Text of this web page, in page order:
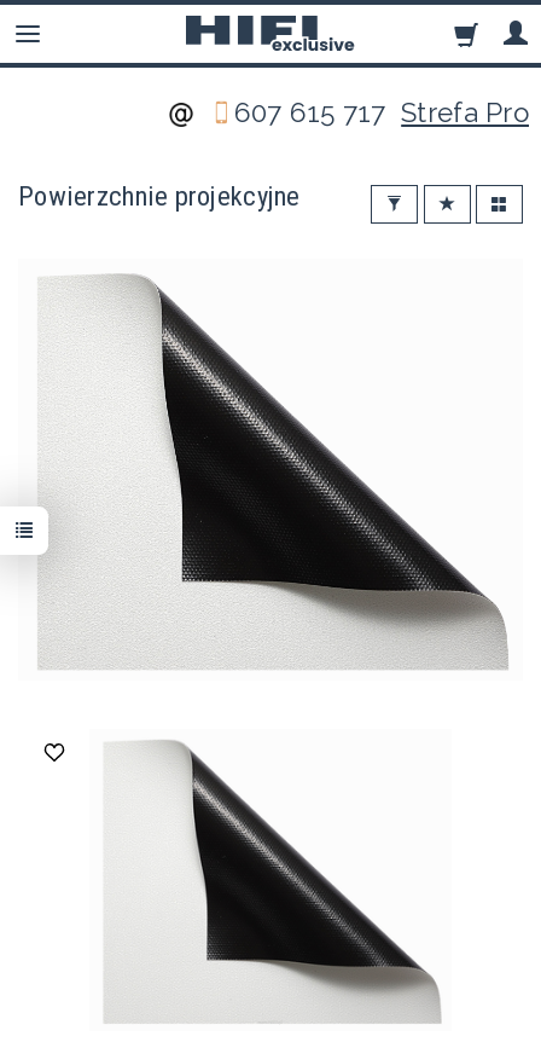
607 615 717Strefa Pro
Powierzchnie projekcyjne